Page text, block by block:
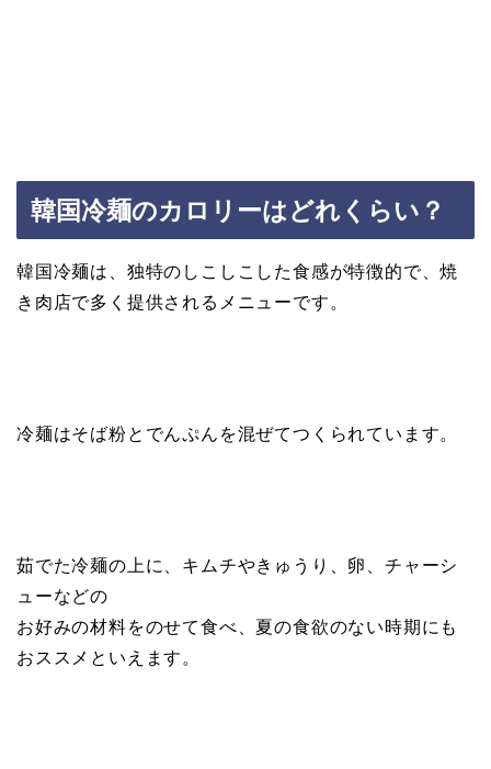
韓国冷麺のカロリーはどれくらい？
韓国冷麺は、独特のしこしこした食感が特徴的で、焼
き肉店で多く提供されるメニューです。
冷麺はそば粉とでんぷんを混ぜてつくられています。
茹でた冷麺の上に、キムチやきゅうり、卵、チャーシ
ューなどの
お好みの材料をのせて食べ、夏の食欲のない時期にも
おススメといえます。